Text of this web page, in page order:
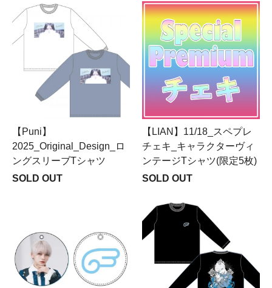
【Puni】
2025_Original_Design_ロ
ングスリーブTシャツ
SOLD OUT
【LIAN】11/18_スペプレ
チェキ_キャラクターヴィ
ンテージTシャツ(限定5枚)
SOLD OUT